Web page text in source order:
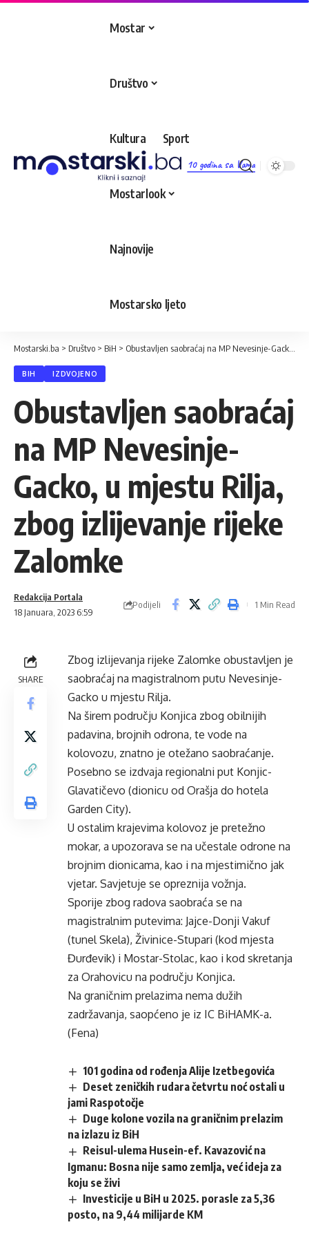
10 godina sa Vama
Mostar
Društvo
Kultura Sport
Mostarlook
Najnovije
Mostarsko ljeto
Mostarski.ba > Društvo > BiH > Obustavljen saobraćaj na MP Nevesinje-Gacko, u mjestu Rilja, zbog izlijevanje rijeke Zalomke
BIH IZDVOJENO
Obustavljen saobraćaj
na MP Nevesinje-
Gacko, u mjestu Rilja,
zbog izlijevanje rijeke
Zalomke
18 Januara, 2023 6:59
Redakcija Portala
Podijeli 1 Min Read
SHARE
Zbog izlijevanja rijeke Zalomke obustavljen je
saobraćaj na magistralnom putu Nevesinje-
Gacko u mjestu Rilja.
Na širem području Konjica zbog obilnijih
padavina, brojnih odrona, te vode na
kolovozu, znatno je otežano saobraćanje.
Posebno se izdvaja regionalni put Konjic-
Glavatičevo (dionicu od Orašja do hotela
Garden City).
U ostalim krajevima kolovoz je pretežno
mokar, a upozorava se na učestale odrone na
brojnim dionicama, kao i na mjestimično jak
vjetar. Savjetuje se opreznija vožnja.
Sporije zbog radova saobraća se na
magistralnim putevima: Jajce-Donji Vakuf
(tunel Skela), Živinice-Stupari (kod mjesta
Đurđevik) i Mostar-Stolac, kao i kod skretanja
za Orahovicu na području Konjica.
Na graničnim prelazima nema dužih
zadržavanja, saopćeno je iz IC BiHAMK-a.
(Fena)
101 godina od rođenja Alije Izetbegovića
Deset zeničkih rudara četvrtu noć ostali u
jami Raspotočje
Duge kolone vozila na graničnim prelazim
na izlazu iz BiH
Reisul-ulema Husein-ef. Kavazović na
Igmanu: Bosna nije samo zemlja, već ideja za
koju se živi
Investicije u BiH u 2025. porasle za 5,36
posto, na 9,44 milijarde KM